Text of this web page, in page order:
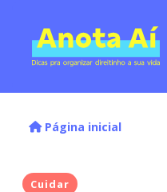
Página inicial
Cuidar